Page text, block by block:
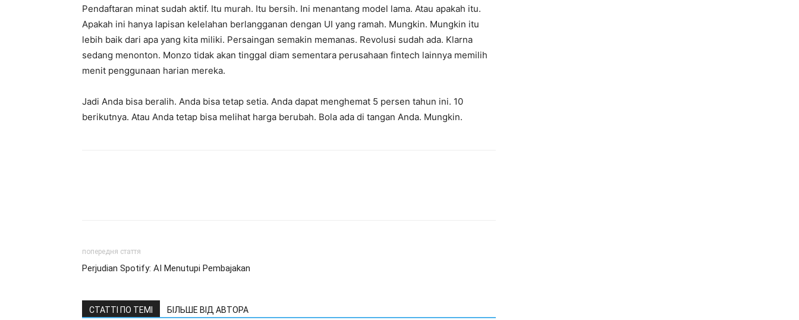
Pendaftaran minat sudah aktif. Itu murah. Itu bersih. Ini menantang model lama. Atau apakah itu.
Apakah ini hanya lapisan kelelahan berlangganan dengan UI yang ramah. Mungkin. Mungkin itu
lebih baik dari apa yang kita miliki. Persaingan semakin memanas. Revolusi sudah ada. Klarna
sedang menonton. Monzo tidak akan tinggal diam sementara perusahaan fintech lainnya memilih
menit penggunaan harian mereka.
Jadi Anda bisa beralih. Anda bisa tetap setia. Anda dapat menghemat 5 persen tahun ini. 10
berikutnya. Atau Anda tetap bisa melihat harga berubah. Bola ada di tangan Anda. Mungkin.
попередня стаття
Perjudian Spotify: AI Menutupi Pembajakan
СТАТТІ ПО ТЕМІ БІЛЬШЕ ВІД АВТОРА